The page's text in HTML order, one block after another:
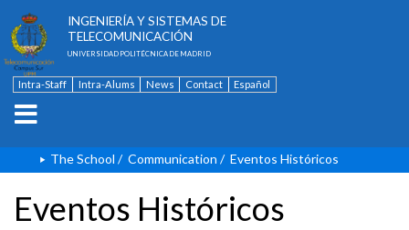
INGENIERÍA Y SISTEMAS DE
TELECOMUNICACIÓN
UNIVERSIDAD POLITÉCNICA DE MADRID
Intra-Staff Intra-Alums News Contact Español
The School / Communication / Eventos Históricos
Eventos Históricos